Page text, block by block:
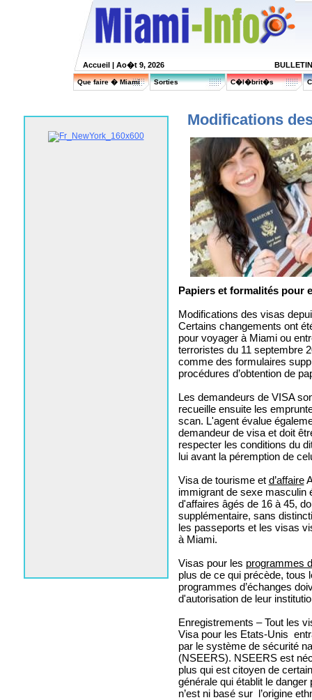
Accueil | Ao�t 9, 2026
Que faire � Miami Sorties C�l�brit�s
Modifications
Papiers et formalités pour
Modifications des visas
Certains changements ont
pour voyager à Miami ou
terroristes du 11 septembre
comme des formulaires
procédures d’obtention de
Les demandeurs de VISA
recueille ensuite les
scan. L'agent évalue
demandeur de visa et doit
respecter les conditions du
lui avant la péremption de
Visa de tourisme et d’affaire
immigrant de sexe masculin
d'affaires âgés de 16 à 45,
supplémentaire, sans
les passeports et les visas
à Miami.
Visas pour les programmes
plus de ce qui précède, tous
programmes d’échanges
d'autorisation de leur
Enregistrements – Tout les
Visa pour les Etats-Unis
par le système de sécurité
(NSEERS). NSEERS est
plus qui est citoyen de
générale qui établit le
n’est ni basé sur l’origine